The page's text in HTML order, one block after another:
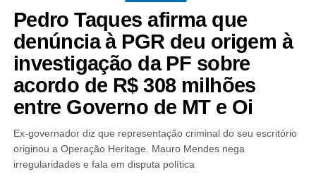
Pedro Taques afirma que
denúncia à PGR deu origem à
investigação da PF sobre
acordo de R$ 308 milhões
entre Governo de MT e Oi
Ex-governador diz que representação criminal do seu escritório
originou a Operação Heritage. Mauro Mendes nega
irregularidades e fala em disputa política